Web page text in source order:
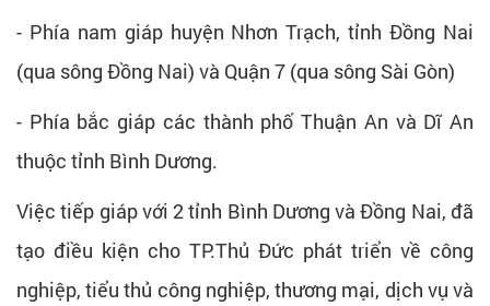
- Phía nam giáp huyện Nhơn Trạch, tỉnh Đồng Nai
(qua sông Đồng Nai) và Quận 7 (qua sông Sài Gòn)
- Phía bắc giáp các thành phố Thuận An và Dĩ An
thuộc tỉnh Bình Dương.
Việc tiếp giáp với 2 tỉnh Bình Dương và Đồng Nai, đã
tạo điều kiện cho TP.Thủ Đức phát triển về công
nghiệp, tiểu thủ công nghiệp, thương mại, dịch vụ và